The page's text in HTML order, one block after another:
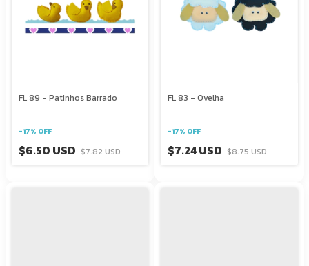
FL 89 - Patinhos Barrado
-17% OFF
$6.50 USD $7.82 USD
FL 83 - Ovelha
-17% OFF
$7.24 USD $8.75 USD